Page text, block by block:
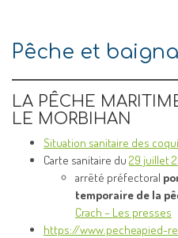
Pêche et
LA PÊCHE
LE MORBIHAN
Situation sanitaire des
Carte sanitaire du 29 juillet
arrêté préfectoral
temporaire de la
Crach – Les presses
https://www.pecheapied-